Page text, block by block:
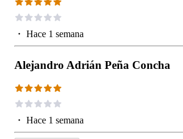
・ Hace 1 semana
Alejandro Adrián Peña Concha
・ Hace 1 semana